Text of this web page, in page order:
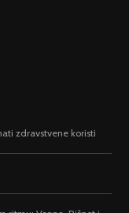
zdravstvene koristi